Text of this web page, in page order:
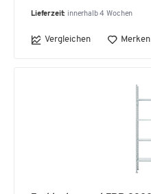
Lieferzeit: innerhalb 4 Wochen
Vergleichen Merken